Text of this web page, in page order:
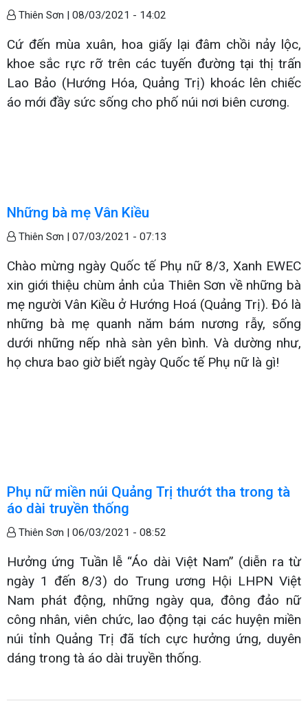
Thiên Sơn | 08/03/2021 - 14:02
Cứ đến mùa xuân, hoa giấy lại đâm chồi nảy lộc,
khoe sắc rực rỡ trên các tuyến đường tại thị trấn
Lao Bảo (Hướng Hóa, Quảng Trị) khoác lên chiếc
áo mới đầy sức sống cho phố núi nơi biên cương.
Những bà mẹ Vân Kiều
Thiên Sơn | 07/03/2021 - 07:13
Chào mừng ngày Quốc tế Phụ nữ 8/3, Xanh EWEC
xin giới thiệu chùm ảnh của Thiên Sơn về những bà
mẹ người Vân Kiều ở Hướng Hoá (Quảng Trị). Đó là
những bà mẹ quanh năm bám nương rẫy, sống
dưới những nếp nhà sàn yên bình. Và dường như,
họ chưa bao giờ biết ngày Quốc tế Phụ nữ là gì!
Phụ nữ miền núi Quảng Trị thướt tha trong tà
áo dài truyền thống
Thiên Sơn | 06/03/2021 - 08:52
Hưởng ứng Tuần lễ “Áo dài Việt Nam” (diễn ra từ
ngày 1 đến 8/3) do Trung ương Hội LHPN Việt
Nam phát động, những ngày qua, đông đảo nữ
công nhân, viên chức, lao động tại các huyện miền
núi tỉnh Quảng Trị đã tích cực hưởng ứng, duyên
dáng trong tà áo dài truyền thống.